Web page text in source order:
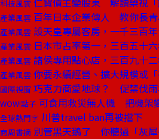
科技風雲
產業風雲 百年日本企業傳人 教你長
產業風雲 設天皇專屬客房，一千三百
產業風雲 日本市占率第一，三百五十
產業風雲 諸侯專用點心店，三百九十
產業風雲 你要永續經營、擴大規模或
國際視窗 巧克力商愛地球？ 促禁伐
WOW!點子 可食用救災無人機 把機架
全球熱門字 川普travel ban再被擋下
商周書摘 別管黑天鵝了 你聽過「灰犀